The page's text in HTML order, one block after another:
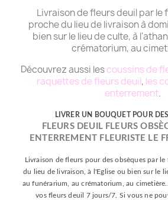
Livraison de fleurs deuil par le
proche du lieu de livraison à
bien sur le lieu de culte, à
crématorium, au
Découvrez aussi lescoussins de
raquettes de fleurs deuil, les
enterrement.
LIVRER UN BOUQUET POUR
FLEURS DEUIL FLEURS
ENTERREMENT FLEURISTE LE
Livraison de fleurs pour des obsèques par
du lieu de livraison, à l'Eglise ou bien sur le
au funérarium, au crématorium, au
vos fleurs deuil 7 jours/7. Si vous ne